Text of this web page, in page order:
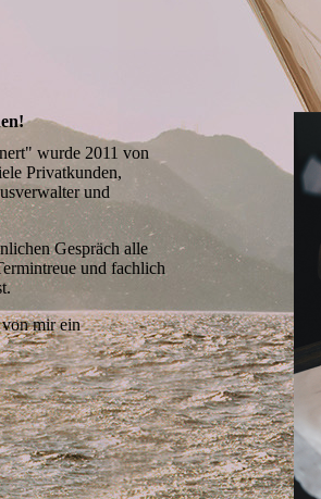
wurde 2011 von
Privatkunden,
und
Gespräch alle
und fachlich
von mir ein